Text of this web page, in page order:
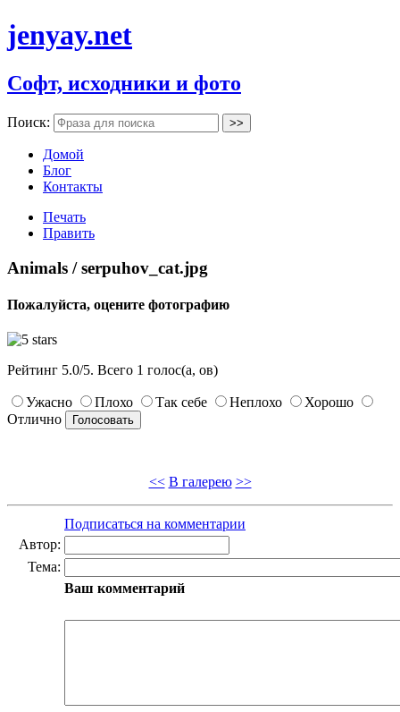
jenyay.net
Софт, исходники и фото
Поиск:
Домой
Блог
Контакты
Печать
Править
Animals / serpuhov_cat.jpg
Пожалуйста, оцените фотографию
Рейтинг 5.0/5. Всего 1 голос(а, ов)
Ужасно Плохо Так себе Неплохо
Хорошо
Отлично
<< В галерею >>
Подписаться на комментарии
Автор:
Тема:
Ваш комментарий